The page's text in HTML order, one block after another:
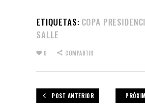
ETIQUETAS: COPA
SALLE
0 COMPARTIR
POST ANTERIOR